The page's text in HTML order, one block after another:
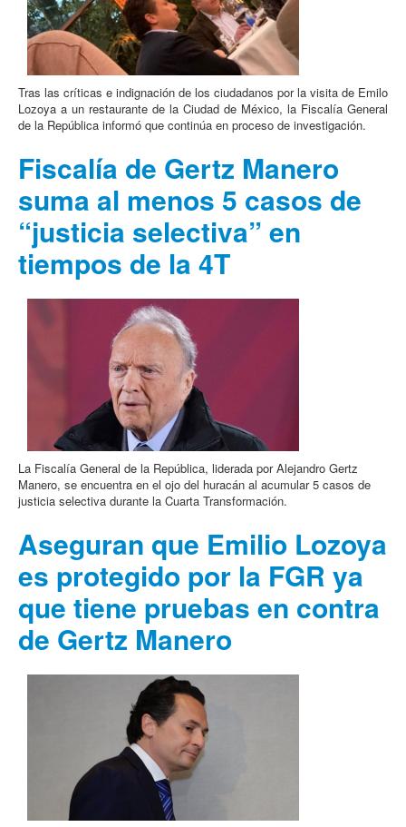
Tras las críticas e indignación de los ciudadanos por la visita de Emilo
Lozoya a un restaurante de la Ciudad de México, la Fiscalía General
de la República informó que continúa en proceso de investigación.
Fiscalía de Gertz Manero
suma al menos 5 casos de
“justicia selectiva” en
tiempos de la 4T
La Fiscalía General de la República, liderada por Alejandro Gertz
Manero, se encuentra en el ojo del huracán al acumular 5 casos de
justicia selectiva durante la Cuarta Transformación.
Aseguran que Emilio Lozoya
es protegido por la FGR ya
que tiene pruebas en contra
de Gertz Manero